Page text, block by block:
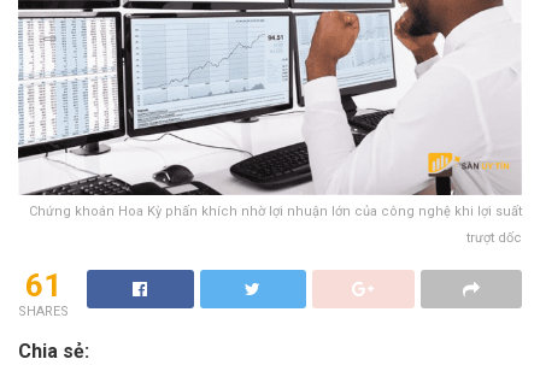
Chứng khoán Hoa Kỳ phấn khích nhờ lợi nhuận lớn của công nghệ khi lợi suất
trượt dốc
61
SHARES
Chia sẻ: